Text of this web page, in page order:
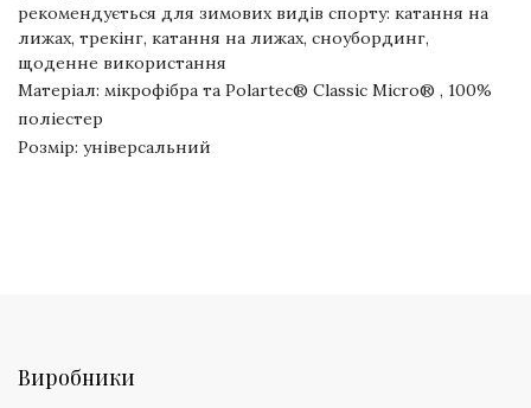
рекомендується для зимових видів спорту: катання на
лижах, трекінг, катання на лижах, сноубординг,
щоденне використання
Матеріал: мікрофібра та Polartec® Classic Micro® , 100%
поліестер
Розмір: універсальний
Виробники